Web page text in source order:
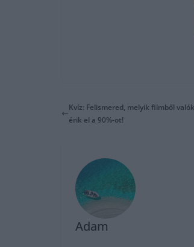
Kvíz: Felismered, melyik filmből
érik el a 90%-ot!
Adam